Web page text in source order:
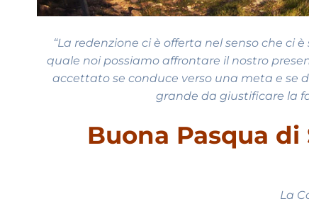
“La redenzione ci è offerta nel senso che
quale noi possiamo affrontare il nostro
accettato se conduce verso una meta e se
grande da giustificare la
Buona Pasqua
La